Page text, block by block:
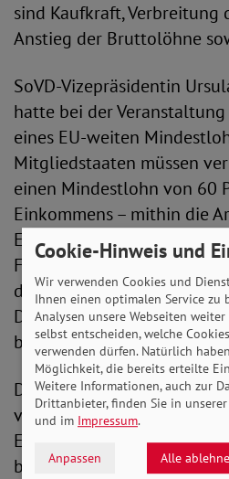
sind Kaufkraft, Verbreitung
Anstieg der Bruttolöhne
SoVD-Vizepräsidentin
hatte bei der
eines EU-weiten
Mitgliedstaaten müssen
einen Mindestlohn von 60
Einkommens – mithin die
EU – einzuführen.“ Zu solch
Festlegung wird es vorerst
diesen Kriterien müsste
Deutschland deutlich
bisher von der Politik
Der in Deutschland
von der
Entwicklung der Tariflöhne
beschloss das Kabinett die
Cookie-Hinweis und
Wir verwenden Cookies und
Ihnen einen optimalen Service zu
Analysen unsere Webseiten
selbst entscheiden, welche
verwenden dürfen. Natürlich
Möglichkeit, die bereits erteilte
Weitere Informationen, auch zur
Drittanbieter, finden Sie in unserer
und im Impressum.
Anpassen Alle